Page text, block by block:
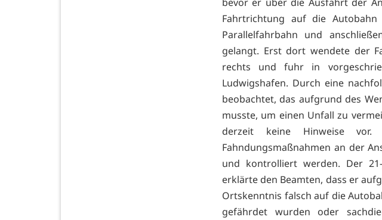
Fahrtrichtung auf die
Parallelfahrbahn und
gelangt. Erst dort wendete der
rechts und fuhr in
Ludwigshafen. Durch eine
beobachtet, das aufgrund des
musste, um einen Unfall zu
derzeit keine Hinweise
Fahndungsmaßnahmen an der
und kontrolliert werden. Der
erklärte den Beamten, dass er
Ortskenntnis falsch auf die
gefährdet wurden oder